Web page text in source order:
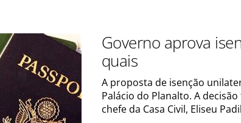
Governo aprova
quais
A proposta de isenção
Palácio do Planalto. A
chefe da Casa Civil, Eliseu